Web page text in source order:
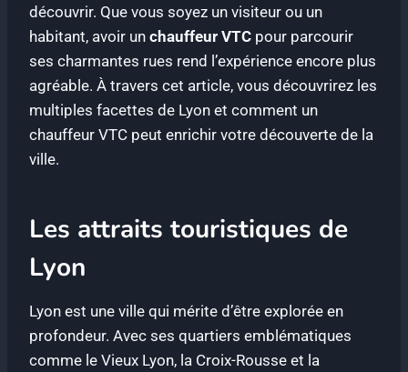
découvrir. Que vous soyez un visiteur ou un
habitant, avoir un chauffeur VTC pour parcourir
ses charmantes rues rend l’expérience encore plus
agréable. À travers cet article, vous découvrirez les
multiples facettes de Lyon et comment un
chauffeur VTC peut enrichir votre découverte de la
ville.
Les attraits touristiques de
Lyon
Lyon est une ville qui mérite d’être explorée en
profondeur. Avec ses quartiers emblématiques
comme le Vieux Lyon, la Croix-Rousse et la